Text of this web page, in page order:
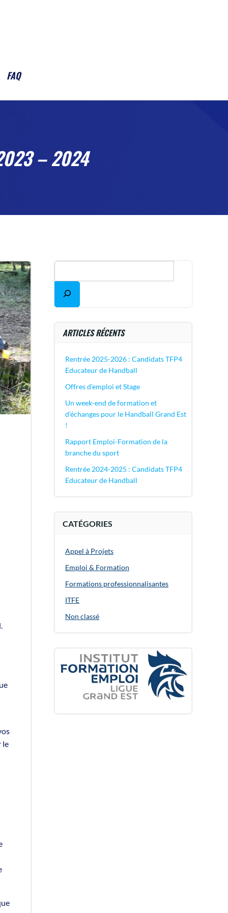
FAQ
– 2024
le
ARTICLES RÉCENTS
Rentrée 2025-2026 : Candidats TFP4
Educateur de Handball
Offres d’emploi et Stage
Un week-end de formation et
d’échanges pour le Handball Grand Est
!
Rapport Emploi-Formation de la
branche du sport
Rentrée 2024-2025 : Candidats TFP4
Educateur de Handball
CATÉGORIES
Appel à Projets
Emploi & Formation
Formations professionnalisantes
ITFE
Non classé